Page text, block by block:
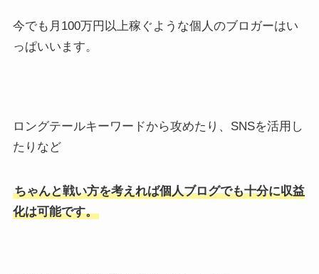
今でも月100万円以上稼ぐような個人のブロガーはい
っぱいいます。
ロングテールキーワードから攻めたり、SNSを活用し
たりなど
ちゃんと戦い方を考えれば個人ブログでも十分に収益
化は可能です。